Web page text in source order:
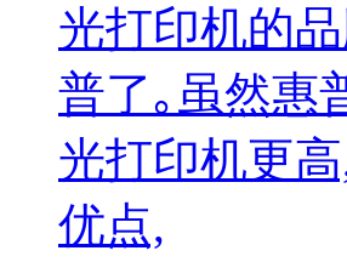
光打印机的
普了｡虽然惠
光打印机更
优点,